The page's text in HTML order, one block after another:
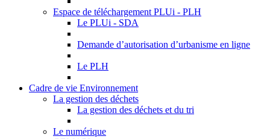
Espace de téléchargement PLUi - PLH
Le PLUi - SDA
Demande d’autorisation d’urbanisme en ligne
Le PLH
Cadre de vie Environnement
La gestion des déchets
La gestion des déchets et du tri
Le numérique